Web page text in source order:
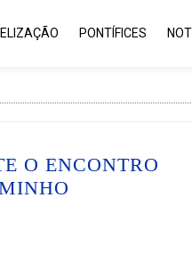
PONTÍFICES
O ENCONTRO